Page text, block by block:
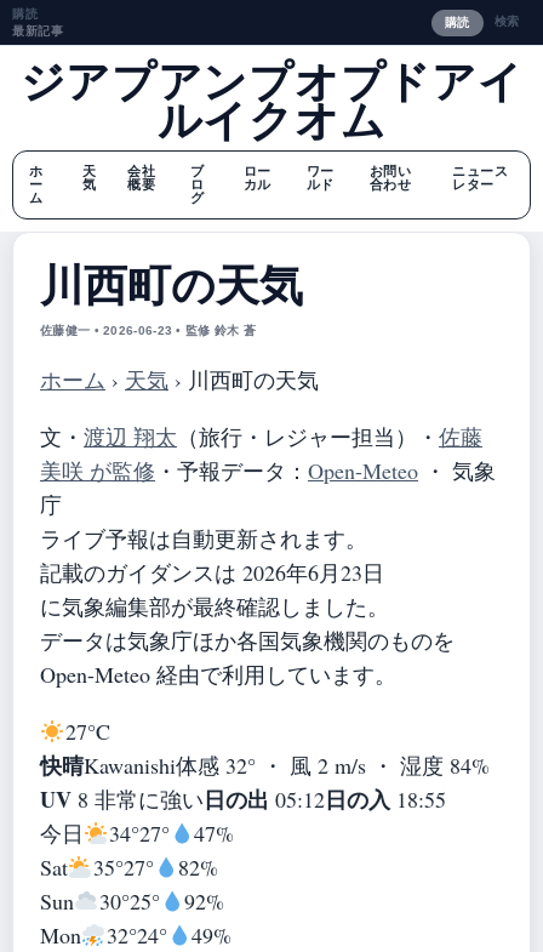
購読
最新記事
購読 検索
ジアプアンプオプドアイ
ルイクオム
ホ
ー
ム
天
気
会社
概要
ブ
ロ
グ
ロー
カル
ワー
ルド
お問い
合わせ
ニュース
レター
川西町の天気
佐藤健一 • 2026-06-23 • 監修 鈴木 蒼
ホーム › 天気 › 川西町の天気
文・ 渡辺 翔太 （旅行・レジャー担当） ・ 佐藤
美咲 が監修 ・ 予報データ： Open-Meteo ・ 気象
庁
ライブ予報は自動更新されます。
記載のガイダンスは 2026年6月23日
に気象編集部が最終確認しました。
データは気象庁ほか各国気象機関のものを
Open-Meteo 経由で利用しています。
27°C
快晴Kawanishi体感 32° ・ 風 2 m/s ・ 湿度 84%
UV 8 非常に強い日の出 05:12日の入 18:55
今日
34°27°
47%
Sat
35°27°
82%
Sun
30°25°
92%
Mon
32°24°
49%